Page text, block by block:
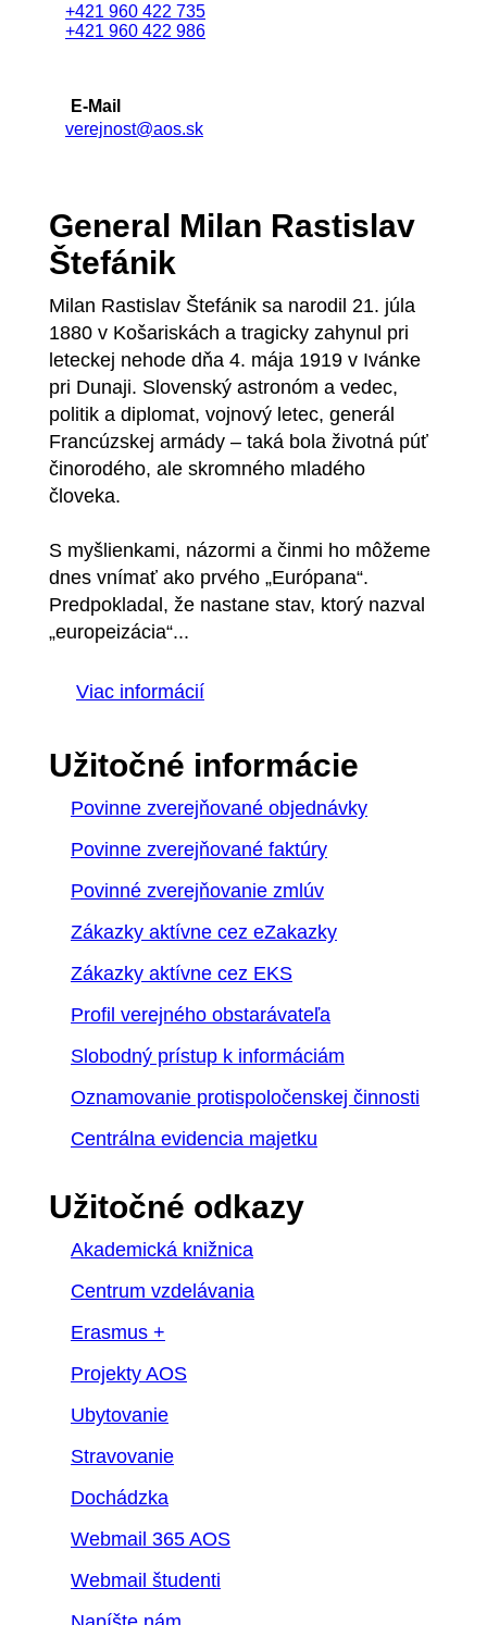
+421 960 422 735
+421 960 422 986
E-Mail
verejnost@aos.sk
General Milan Rastislav
Štefánik
Milan Rastislav Štefánik sa narodil 21. júla
1880 v Košariskách a tragicky zahynul pri
leteckej nehode dňa 4. mája 1919 v Ivánke
pri Dunaji. Slovenský astronóm a vedec,
politik a diplomat, vojnový letec, generál
Francúzskej armády – taká bola životná púť
činorodého, ale skromného mladého
človeka.
S myšlienkami, názormi a činmi ho môžeme
dnes vnímať ako prvého „Európana“.
Predpokladal, že nastane stav, ktorý nazval
„europeizácia“...
Viac informácií
Užitočné informácie
Povinne zverejňované objednávky
Povinne zverejňované faktúry
Povinné zverejňovanie zmlúv
Zákazky aktívne cez eZakazky
Zákazky aktívne cez EKS
Profil verejného obstarávateľa
Slobodný prístup k informáciám
Oznamovanie protispoločenskej činnosti
Centrálna evidencia majetku
Užitočné odkazy
Akademická knižnica
Centrum vzdelávania
Erasmus +
Projekty AOS
Ubytovanie
Stravovanie
Dochádzka
Webmail 365 AOS
Webmail študenti